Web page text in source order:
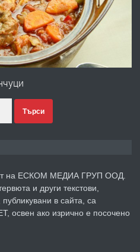
преди 1 година
зеленчукорезачка
преди 2 години
уроци по
Търси
на ЕСКОМ МЕДИА ГРУП ООД.
и други текстови,
в сайта, са
освен ако изрично е посочено